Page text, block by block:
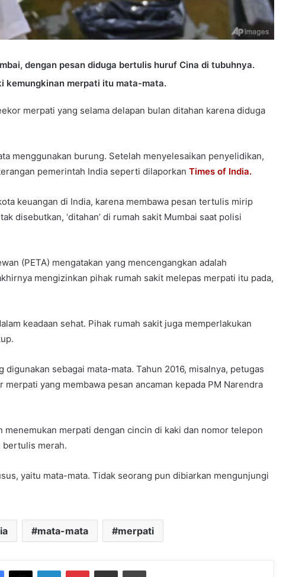
dengan pesan diduga bertulis huruf Cina di tubuhnya.
kemungkinan merpati itu mata-mata.
merpati yang selama delapan bulan ditahan karena diduga
menggunakan burung. Setelah menyelesaikan penyelidikan,
pemerintah India seperti dilaporkan Times of India.
keuangan di India, karena membawa pesan tertulis mirip
disebutkan, ‘ditahan’ di rumah sakit Mumbai saat polisi
(PETA) mengatakan yang mencengangkan adalah
mengizinkan pihak rumah sakit melepas merpati itu pada,
keadaan sehat. Pihak rumah sakit juga memperlakukan
sebagai mata-mata. Tahun 2016, misalnya, petugas
yang membawa pesan ancaman kepada PM Narendra
menemukan merpati dengan cincin di kaki dan nomor telepon
bertulis merah.
yaitu mata-mata. Tidak seorang pun dibiarkan mengunjungi
mata-mata merpati
Facebook
X LinkedInPinterestShare via Email Print